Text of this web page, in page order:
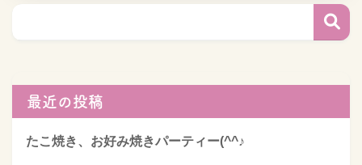
最近の投稿
たこ焼き、お好み焼きパーティー(^^♪